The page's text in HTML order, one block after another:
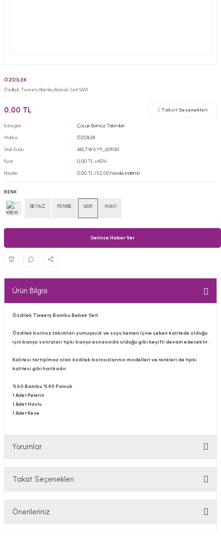
ÖZDİLEK
Özdilek Tweety Bambu Bebek Seti SARI
0,00 TL Taksit Seçenekleri
Kategori
Çocuk Bornoz Takımları
Marka
ÖZDİLEK
Stok Kodu
AKLTWXY9_60f061
Fiyat
0,00 TL + KDV
Havale
0,00 TL (%2,00 havale indirimi)
RENK
BEYAZ PEMBE SARI MAVİ
Gelince Haber Ver
Ürün Bilgisi
Özdilek TweetyBambu Bebek Seti
Özdilek bornoz takımları yumuşacık ve suyu hemen içine çeken kalitede olduğu
için banyo sonraları tıpkı banyo esnasında olduğu gibi keyifli devam edecektir.
Kalitesi tartışılmaz olan özdilek bornozlarının modelleri ve renkleri de tıpkı
kalitesi gibi harikadır.
%60 Bambu %40 Pamuk
1 Adet Pelerin
1 Adet Havlu
1 Adet Kese
Yorumlar
Taksit Seçenekleri
Önerileriniz